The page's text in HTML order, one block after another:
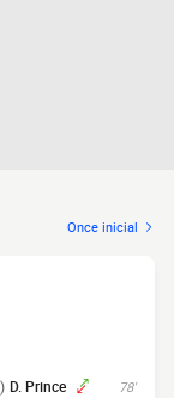
Once inicial
78'
D. Prince